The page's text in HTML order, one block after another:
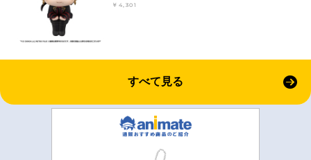
￥4,301
すべて見る